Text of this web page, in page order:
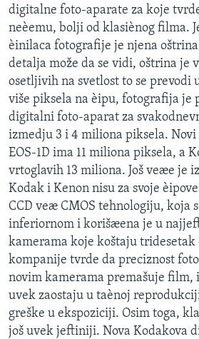
SPORT
INTERVJU
digitalne foto-aparate za koje
neèemu, bolji od klasiènog filma.
èinilaca fotografije je njena
detalja može da se vidi, oštrina je
osetljivih na svetlost to se prevodi
više piksela na èipu, fotografija je
digitalni foto-aparat za
izmedju 3 i 4 miliona piksela. Novi
EOS-1D ima 11 miliona piksela, a
vrtoglavih 13 miliona. Još veæe je
Kodak i Kenon nisu za svoje
CCD veæ CMOS tehnologiju, koja
inferiornom i korišæena je u
kamerama koje koštaju tridesetak
kompanije tvrde da preciznost
novim kamerama premašuje film,
uvek zaostaju u taènoj
greške u ekspoziciji. Osim toga,
još uvek jeftiniji. Nova Kodakova